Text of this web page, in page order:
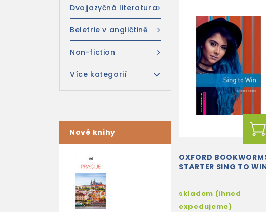
Dvojjazyčná literatura
Beletrie v angličtině
Non-fiction
Více kategorií
Nové knihy
OXFORD
STARTER SING TO
skladem (ihned
expedujeme)